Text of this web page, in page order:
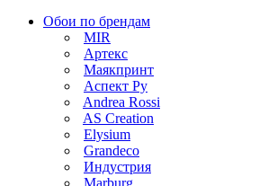
Обои по брендам
MIR
Артекс
Маякпринт
Аспект Ру
Andrea Rossi
AS Creation
Elysium
Grandeco
Индустрия